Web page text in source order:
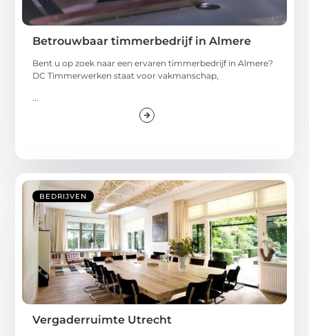
Betrouwbaar timmerbedrijf in Almere
Bent u op zoek naar een ervaren timmerbedrijf in Almere?
DC Timmerwerken staat voor vakmanschap,
...
BEDRIJVEN
Vergaderruimte Utrecht